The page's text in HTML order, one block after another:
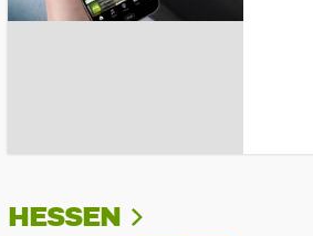
HESSEN